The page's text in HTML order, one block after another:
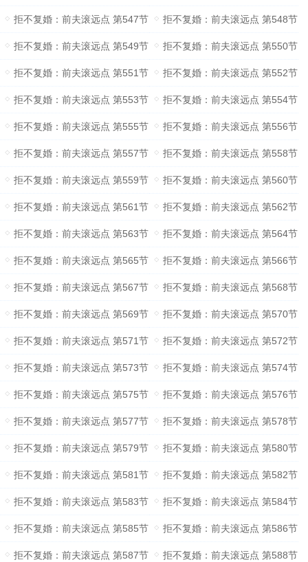
拒不复婚：前夫滚远点 第547节 拒不复婚：前夫滚远点 第548节
拒不复婚：前夫滚远点 第549节 拒不复婚：前夫滚远点 第550节
拒不复婚：前夫滚远点 第551节 拒不复婚：前夫滚远点 第552节
拒不复婚：前夫滚远点 第553节 拒不复婚：前夫滚远点 第554节
拒不复婚：前夫滚远点 第555节 拒不复婚：前夫滚远点 第556节
拒不复婚：前夫滚远点 第557节 拒不复婚：前夫滚远点 第558节
拒不复婚：前夫滚远点 第559节 拒不复婚：前夫滚远点 第560节
拒不复婚：前夫滚远点 第561节 拒不复婚：前夫滚远点 第562节
拒不复婚：前夫滚远点 第563节 拒不复婚：前夫滚远点 第564节
拒不复婚：前夫滚远点 第565节 拒不复婚：前夫滚远点 第566节
拒不复婚：前夫滚远点 第567节 拒不复婚：前夫滚远点 第568节
拒不复婚：前夫滚远点 第569节 拒不复婚：前夫滚远点 第570节
拒不复婚：前夫滚远点 第571节 拒不复婚：前夫滚远点 第572节
拒不复婚：前夫滚远点 第573节 拒不复婚：前夫滚远点 第574节
拒不复婚：前夫滚远点 第575节 拒不复婚：前夫滚远点 第576节
拒不复婚：前夫滚远点 第577节 拒不复婚：前夫滚远点 第578节
拒不复婚：前夫滚远点 第579节 拒不复婚：前夫滚远点 第580节
拒不复婚：前夫滚远点 第581节 拒不复婚：前夫滚远点 第582节
拒不复婚：前夫滚远点 第583节 拒不复婚：前夫滚远点 第584节
拒不复婚：前夫滚远点 第585节 拒不复婚：前夫滚远点 第586节
拒不复婚：前夫滚远点 第587节 拒不复婚：前夫滚远点 第588节